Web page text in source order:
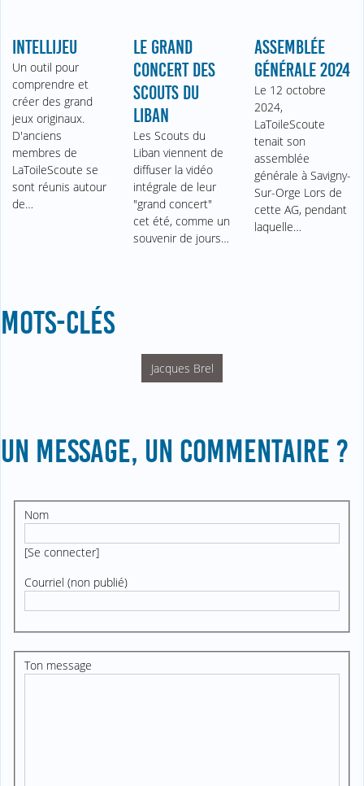
INTELLIJEU
Un outil pour
comprendre et
créer des grand
jeux originaux.
D'anciens
membres de
LaToileScoute se
sont réunis autour
de…
LE GRAND
CONCERT DES
SCOUTS DU
LIBAN
Les Scouts du
Liban viennent de
diffuser la vidéo
intégrale de leur
"grand concert"
cet été, comme un
souvenir de jours…
ASSEMBLÉE
GÉNÉRALE 2024
Le 12 octobre
2024,
LaToileScoute
tenait son
assemblée
générale à Savigny-
Sur-Orge Lors de
cette AG, pendant
laquelle…
MOTS-CLÉS
Jacques Brel
UN MESSAGE, UN COMMENTAIRE ?
Nom
[Se connecter]
Courriel (non publié)
Ton message